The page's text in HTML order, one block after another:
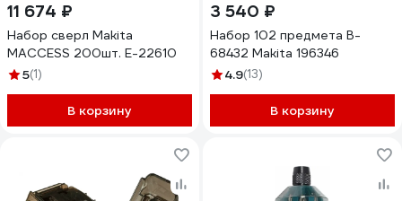
11 674 ₽
Набор сверл Makita
MACCESS 200шт. E-22610
5(1)
В корзину
3 540 ₽
Набор 102 предмета B-
68432 Makita 196346
4.9(13)
В корзину